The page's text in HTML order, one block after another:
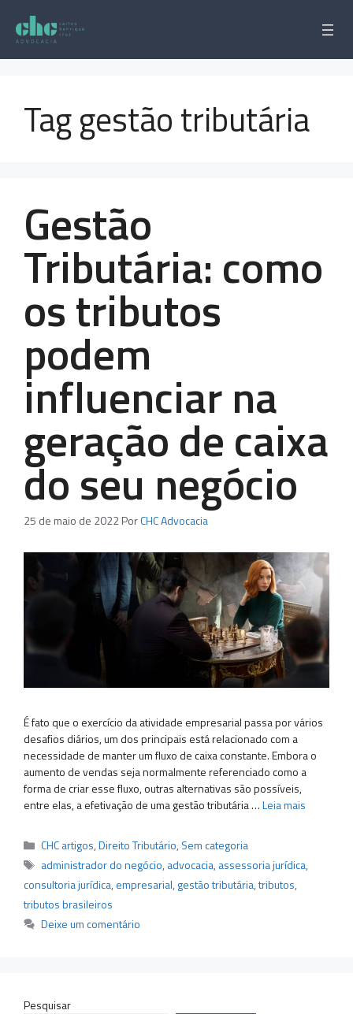
para
conteúdo
Tag gestão tributária
Gestão
Tributária: como
os tributos
podem
influenciar na
geração de caixa
do seu negócio
25 de maio de 2022PorCHC Advocacia
É fato que o exercício da atividade empresarial passa por vários
desafios diários, um dos principais está relacionado com a
necessidade de manter um fluxo de caixa constante. Embora o
aumento de vendas seja normalmente referenciado como a
forma de criar esse fluxo, outras alternativas são possíveis,
entre elas, a efetivação de uma gestão tributária …Leia mais
Categorias
CHC artigos,Direito Tributário, Sem categoria
Tags
administrador do negócio, advocacia, assessoria jurídica,
consultoria jurídica, empresarial, gestão tributária,tributos,
tributos brasileiros
Deixe um comentário
Pesquisar